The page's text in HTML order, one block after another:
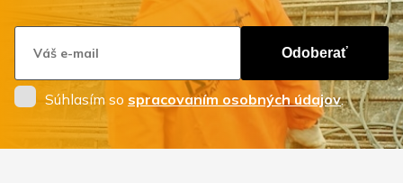
Odoberať
Súhlasím so spracovaním osobných údajov.